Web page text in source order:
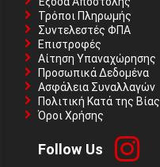
Τρόποι Πληρωμής
Συντελεστές ΦΠΑ
Επιστροφές
Αίτηση Υπαναχώρησης
Προσωπικά Δεδομένα
Ασφάλεια Συναλλαγών
Πολιτική Κατά της Βίας
Όροι Χρήσης
Follow Us